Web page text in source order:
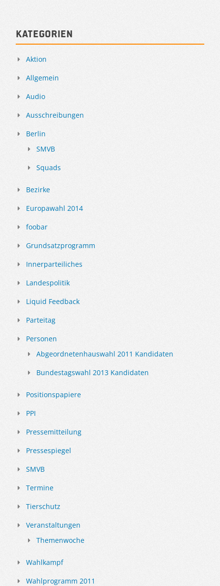
Kategorien
Aktion
Allgemein
Audio
Ausschreibungen
Berlin
SMVB
Squads
Bezirke
Europawahl 2014
foobar
Grundsatzprogramm
Innerparteiliches
Landespolitik
Liquid Feedback
Parteitag
Personen
Abgeordnetenhauswahl 2011 Kandidaten
Bundestagswahl 2013 Kandidaten
Positionspapiere
PPI
Pressemitteilung
Pressespiegel
SMVB
Termine
Tierschutz
Veranstaltungen
Themenwoche
Wahlkampf
Wahlprogramm 2011